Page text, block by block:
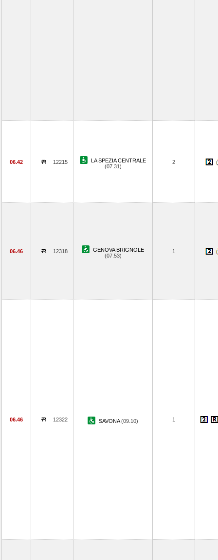
06.42 12215
LA SPEZIA CENTRALE
(07.31)
2
06.46 12318
GENOVA BRIGNOLE
(07.53)
1
06.46 12322 SAVONA(09.10) 1